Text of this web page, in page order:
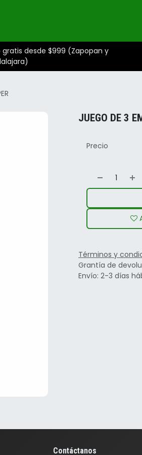
gratis desde $999 (Zapopan y
JUEGO DE 3
Precio
Términos y
Grantía de
Envío: 2-3 días
Contáctanos